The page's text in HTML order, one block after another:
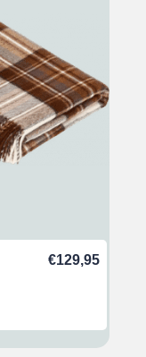
€129,95